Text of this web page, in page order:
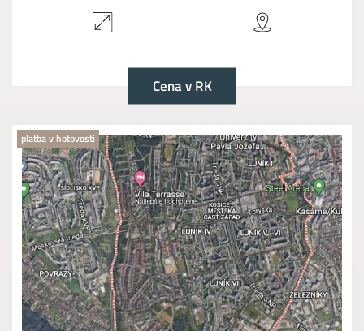
Cena v RK
platba v hotovosti